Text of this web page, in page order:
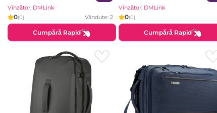
Vînzător: DMLink
0(0) Vândute: 2
Cumpără Rapid
Vînzător: DMLink
0(0)
Cumpără Rapid